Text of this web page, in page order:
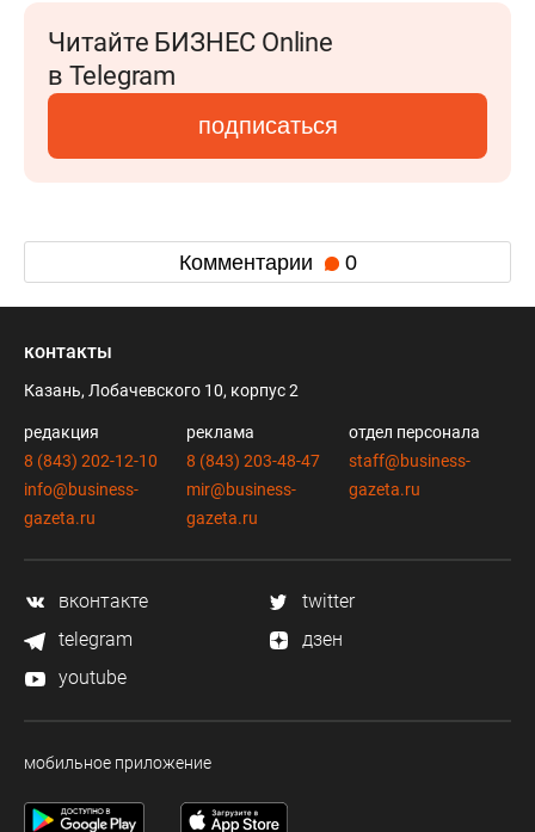
Читайте БИЗНЕС Online
в Telegram
подписаться
Комментарии 0
контакты
Казань, Лобачевского 10, корпус 2
редакция
8 (843) 202-12-10
info@business-
gazeta.ru
реклама
8 (843) 203-48-47
mir@business-
gazeta.ru
отдел персонала
staff@business-
gazeta.ru
вконтакте
twitter
telegram
дзен
youtube
мобильное приложение